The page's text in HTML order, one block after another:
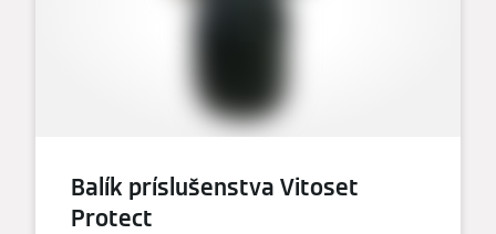
Balík príslušenstva Vitoset
Protect